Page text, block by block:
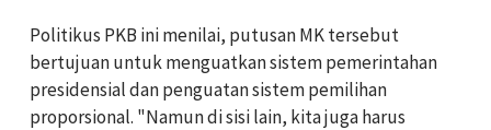
Politikus PKB ini menilai, putusan MK tersebut
bertujuan untuk menguatkan sistem pemerintahan
presidensial dan penguatan sistem pemilihan
proporsional. "Namun di sisi lain, kita juga harus